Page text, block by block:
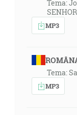
Tema:
MP3
Tema:
MP3